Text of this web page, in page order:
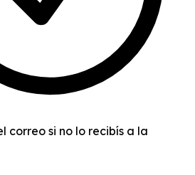
correo si no lo recibís a la